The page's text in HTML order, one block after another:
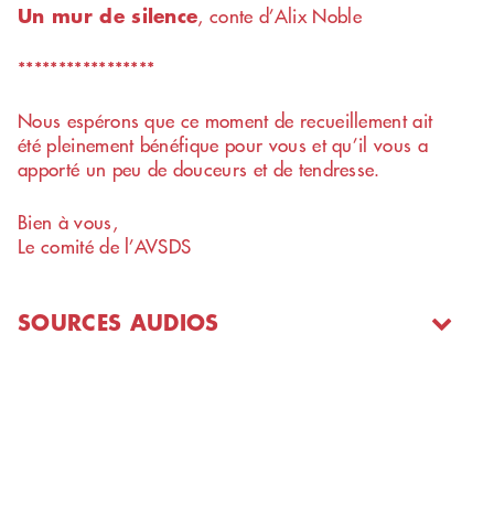
Un mur de silence, conte d’Alix Noble
*****************
Nous espérons que ce moment de recueillement ait
été pleinement bénéfique pour vous et qu’il vous a
apporté un peu de douceurs et de tendresse.
Bien à vous,
Le comité de l’AVSDS
SOURCES AUDIOS